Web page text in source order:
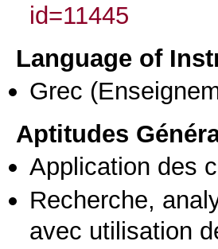
id=11445
Language of
Grec
Aptitudes
Application des
Recherche,
avec utilisation